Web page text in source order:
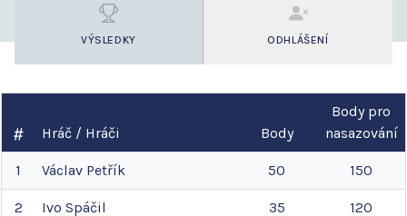
VÝSLEDKY ODHLÁŠENÍ
Hráč / Hráči Body
Body pro
nasazování
1 Václav Petřík 50 150
2 Ivo Spáčil 35 120